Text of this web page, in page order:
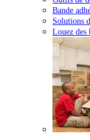
Bande
Solutions
Louez des